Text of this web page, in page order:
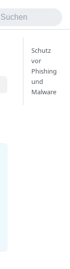
Suchen
Schutz
vor
Phishing
und
Malware